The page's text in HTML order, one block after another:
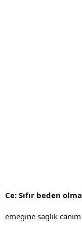
Ce: Sıfır beden
emegine saglik